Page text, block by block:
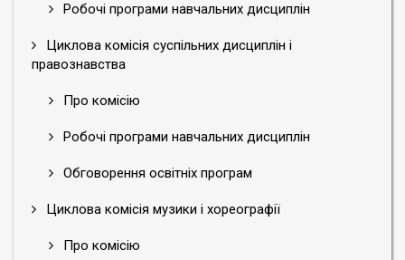
Робочі програми навчальних дисциплін
Циклова комісія суспільних дисциплін і
правознавства
Про комісію
Робочі програми навчальних дисциплін
Обговорення освітніх програм
Циклова комісія музики і хореографії
Про комісію